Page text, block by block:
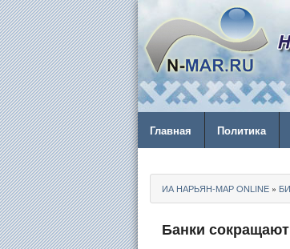
Главная Политика
ИА НАРЬЯН-МАР ONLINE »
Банки